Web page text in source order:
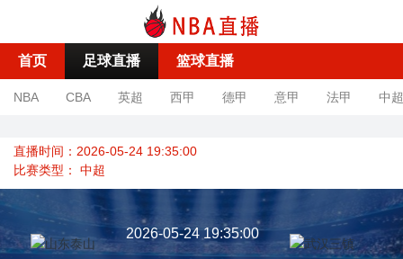
首页 足球直播 篮球直播
NBA CBA 英超 西甲 德甲 意甲 法甲 中超
直播时间：2026-05-24 19:35:00
比赛类型： 中超
2026-05-24 19:35:00